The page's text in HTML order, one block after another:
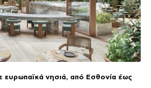
ευρωπαϊκά νησιά, από Εσθονία έως